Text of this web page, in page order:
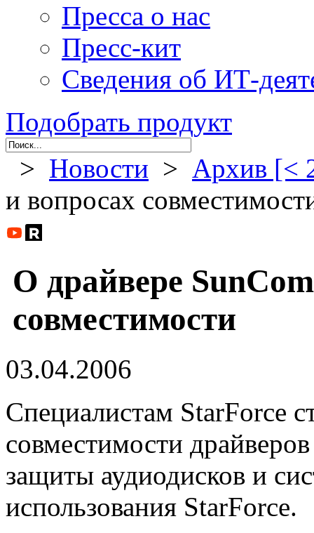
Пресса о нас
Пресс-кит
Сведения об ИТ-
Подобрать продукт
> Новости > Архив [<
и вопросах
О драйвере
совместимости
03.04.2006
Специалистам StarForce
совместимости
защиты аудиодисков и
использования StarForce.